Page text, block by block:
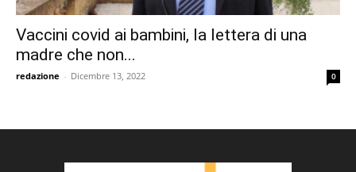
Vaccini covid ai bambini, la lettera di una
madre che non...
redazione - Dicembre 13, 2022 0